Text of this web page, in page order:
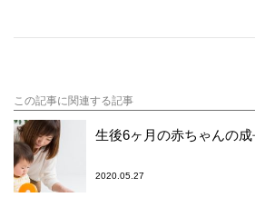
この記事に関連する記事
生後6ヶ月の赤ちゃんの
2020.05.27